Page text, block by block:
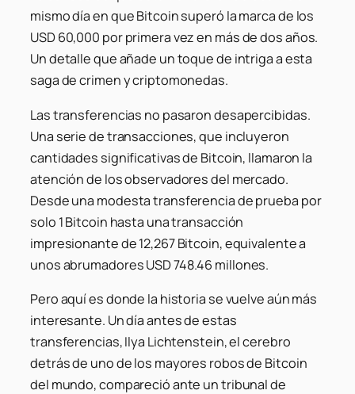
mismo día en que Bitcoin superó la marca de los
USD 60,000 por primera vez en más de dos años.
Un detalle que añade un toque de intriga a esta
saga de crimen y criptomonedas.
Las transferencias no pasaron desapercibidas.
Una serie de transacciones, que incluyeron
cantidades significativas de Bitcoin, llamaron la
atención de los observadores del mercado.
Desde una modesta transferencia de prueba por
solo 1 Bitcoin hasta una transacción
impresionante de 12,267 Bitcoin, equivalente a
unos abrumadores USD 748.46 millones.
Pero aquí es donde la historia se vuelve aún más
interesante. Un día antes de estas
transferencias, Ilya Lichtenstein, el cerebro
detrás de uno de los mayores robos de Bitcoin
del mundo, compareció ante un tribunal de